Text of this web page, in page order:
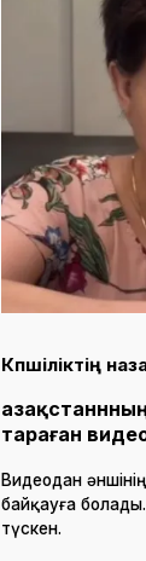
Көпшіліктің
тараған
Видеодан
байқауға
түскен.